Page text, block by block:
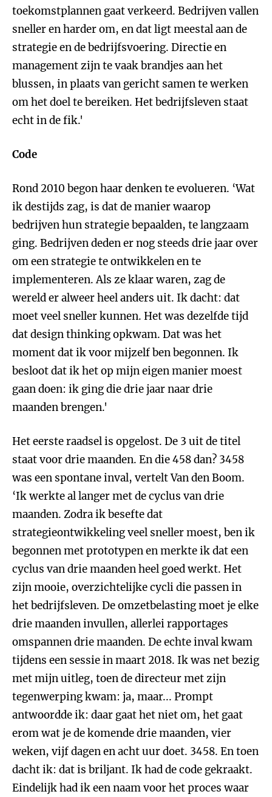
toekomstplannen gaat verkeerd. Bedrijven vallen
sneller en harder om, en dat ligt meestal aan de
strategie en de bedrijfsvoering. Directie en
management zijn te vaak brandjes aan het
blussen, in plaats van gericht samen te werken
om het doel te bereiken. Het bedrijfsleven staat
echt in de fik.'
Code
Rond 2010 begon haar denken te evolueren. ‘Wat
ik destijds zag, is dat de manier waarop
bedrijven hun strategie bepaalden, te langzaam
ging. Bedrijven deden er nog steeds drie jaar over
om een strategie te ontwikkelen en te
implementeren. Als ze klaar waren, zag de
wereld er alweer heel anders uit. Ik dacht: dat
moet veel sneller kunnen. Het was dezelfde tijd
dat design thinking opkwam. Dat was het
moment dat ik voor mijzelf ben begonnen. Ik
besloot dat ik het op mijn eigen manier moest
gaan doen: ik ging die drie jaar naar drie
maanden brengen.'
Het eerste raadsel is opgelost. De 3 uit de titel
staat voor drie maanden. En die 458 dan? 3458
was een spontane inval, vertelt Van den Boom.
‘Ik werkte al langer met de cyclus van drie
maanden. Zodra ik besefte dat
strategieontwikkeling veel sneller moest, ben ik
begonnen met prototypen en merkte ik dat een
cyclus van drie maanden heel goed werkt. Het
zijn mooie, overzichtelijke cycli die passen in
het bedrijfsleven. De omzetbelasting moet je elke
drie maanden invullen, allerlei rapportages
omspannen drie maanden. De echte inval kwam
tijdens een sessie in maart 2018. Ik was net bezig
met mijn uitleg, toen de directeur met zijn
tegenwerping kwam: ja, maar... Prompt
antwoordde ik: daar gaat het niet om, het gaat
erom wat je de komende drie maanden, vier
weken, vijf dagen en acht uur doet. 3458. En toen
dacht ik: dat is briljant. Ik had de code gekraakt.
Eindelijk had ik een naam voor het proces waar